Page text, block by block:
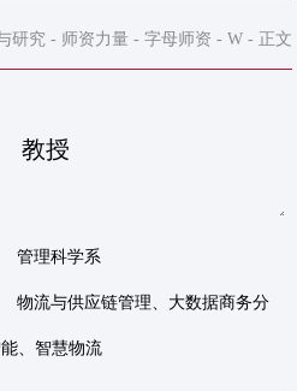
研究- 师资力量- 字母师资 - W- 正文
教授
管理科学系
物流与供应链管理、大数据商务分
、智慧物流